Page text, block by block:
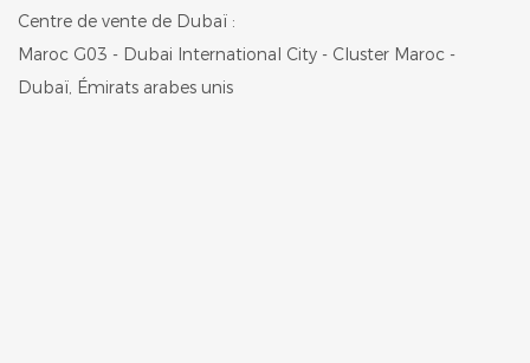
Centre de vente de Dubaï :
Maroc G03 - Dubai International City - Cluster Maroc -
Dubaï, Émirats arabes unis